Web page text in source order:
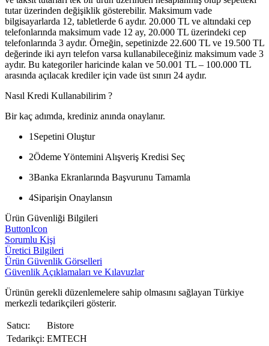
tutar üzerinden değişiklik gösterebilir. Maksimum vade
bilgisayarlarda 12, tabletlerde 6 aydır. 20.000 TL ve altındaki cep
telefonlarında maksimum vade 12 ay, 20.000 TL üzerindeki cep
telefonlarında 3 aydır. Örneğin, sepetinizde 22.600 TL ve 19.500 TL
değerinde iki ayrı telefon varsa kullanabileceğiniz maksimum vade 3
aydır. Bu kategoriler haricinde kalan ve 50.001 TL – 100.000 TL
arasında açılacak krediler için vade üst sınırı 24 aydır.
Nasıl Kredi Kullanabilirim ?
Bir kaç adımda, krediniz anında onaylanır.
1 Sepetini Oluştur
2Ödeme Yöntemini Alışveriş Kredisi Seç
3Banka Ekranlarında Başvurunu Tamamla
4Siparişin Onaylansın
Ürün Güvenliği Bilgileri
ButtonIcon
Sorumlu Kişi
Üretici Bilgileri
Ürün Güvenlik Görselleri
Güvenlik Açıklamaları ve Kılavuzlar
Ürünün gerekli düzenlemelere sahip olmasını sağlayan Türkiye
merkezli tedarikçileri gösterir.
Satıcı:
Bistore
Tedarikçi: EMTECH